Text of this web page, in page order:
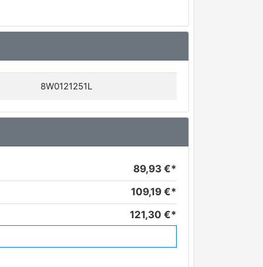
8W0121251L
89,93 €*
109,19 €*
121,30 €*